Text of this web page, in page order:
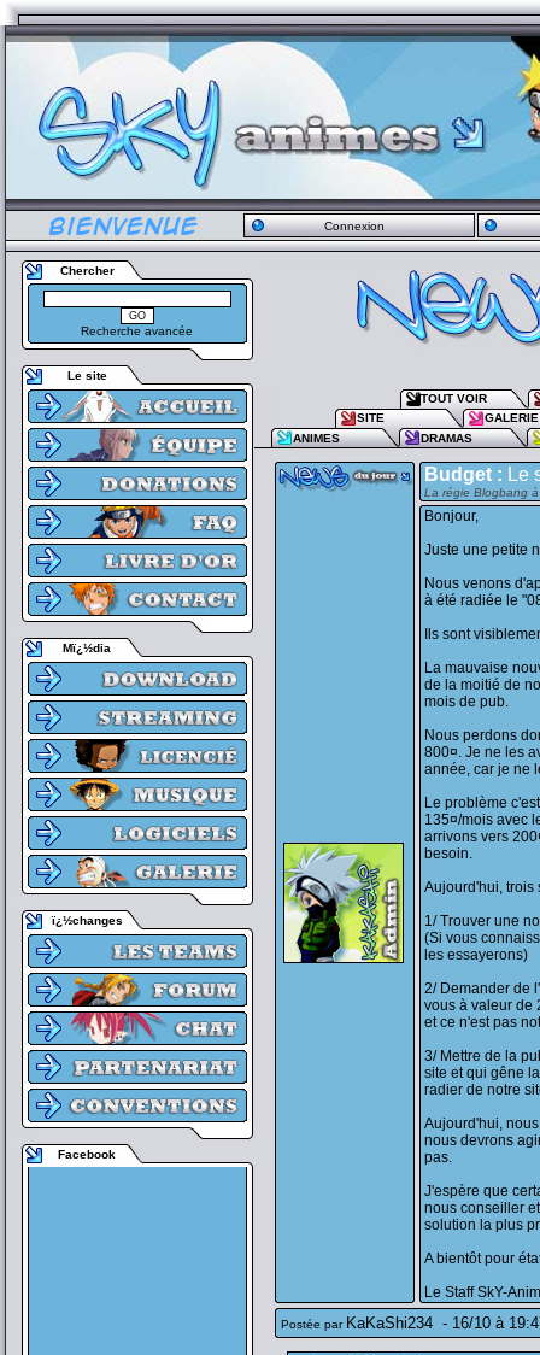
Connexion
Chercher
Recherche avancée
Le site
Mï¿½dia
ï¿½changes
Facebook
TOUT VOIR
SITE
GALERIE
ANIMES
DRAMAS
Budget : Le
La régie Blogbang
Bonjour,
Juste une petite
Nous venons
à été radiée le
Ils sont
La mauvaise
de la moitié de
mois de pub.
Nous perdons
800¤. Je ne les
année, car je ne
Le problème
135¤/mois avec
arrivons vers
besoin.
Aujourd'hui, trois
1/ Trouver une
(Si vous
les essayerons)
2/ Demander de
vous à valeur de
et ce n'est pas
3/ Mettre de la
site et qui gêne
radier de notre
Aujourd'hui,
nous devrons
pas.
J'espère que
nous conseiller
solution la plus
A bientôt pour
Le Staff SkY-
Postée par KaKaShi234 - 16/10 à